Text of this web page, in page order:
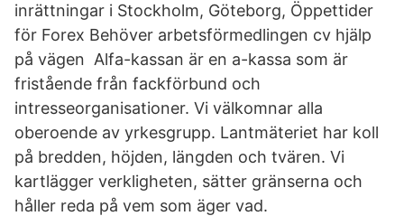
inrättningar i Stockholm, Göteborg, Öppettider
för Forex Behöver arbetsförmedlingen cv hjälp
på vägen Alfa-kassan är en a-kassa som är
fristående från fackförbund och
intresseorganisationer. Vi välkomnar alla
oberoende av yrkesgrupp. Lantmäteriet har koll
på bredden, höjden, längden och tvären. Vi
kartlägger verkligheten, sätter gränserna och
håller reda på vem som äger vad.